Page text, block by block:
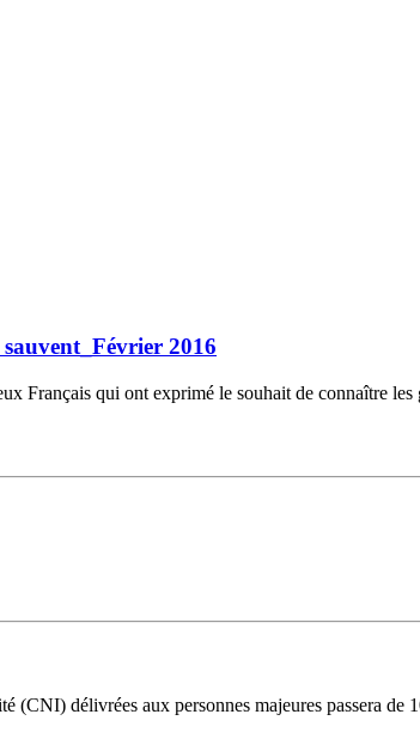
2016
Français qui ont exprimé le souhait de connaître
(CNI) délivrées aux personnes majeures passera